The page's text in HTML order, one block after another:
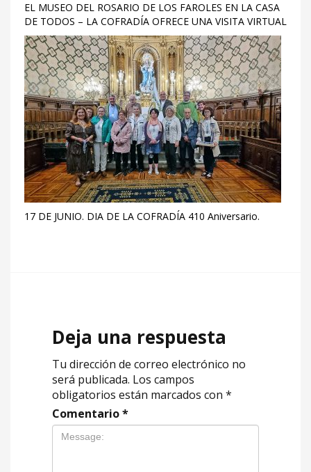
EL MUSEO DEL ROSARIO DE LOS FAROLES EN LA CASA
DE TODOS – LA COFRADÍA OFRECE UNA VISITA VIRTUAL
17 DE JUNIO. DIA DE LA COFRADÍA 410 Aniversario.
Deja una respuesta
Tu dirección de correo electrónico no
será publicada. Los campos
obligatorios están marcados con *
Comentario*